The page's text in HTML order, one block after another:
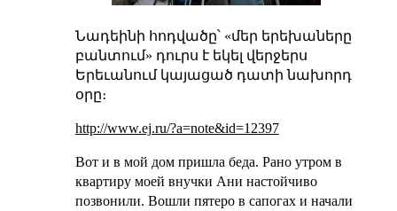
Նադեինի հոդվածը՝ «մեր երեխաները
բանտում» դուրս է եկել վերջերս
Երեւանում կայացած դատի նախորդ
օրը։
http://www.ej.ru/?a=note&id=12397
Вот и в мой дом пришла беда. Рано утром в
квартиру моей внучки Ани настойчиво
позвонили. Вошли пятеро в сапогах и начали